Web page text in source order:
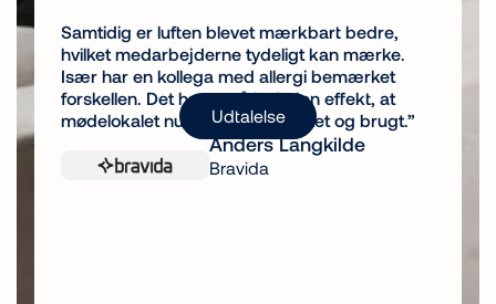
Samtidig er luften blevet mærkbart bedre,
hvilket medarbejderne tydeligt kan mærke.
Især har en kollega med allergi bemærket
forskellen. Det har også haft den effekt, at
mødelokalet nu igen bliver booket og brugt.”
Anders Langkilde
Bravida
Udtalelse